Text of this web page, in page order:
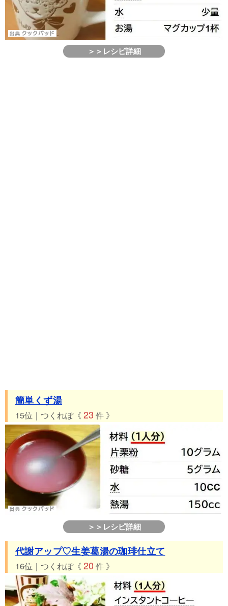
＞＞レシピ詳細
簡単くず湯
15位｜つくれぽ《 23 件 》
＞＞レシピ詳細
代謝アップ♡生姜葛湯の珈琲仕立て
16位｜つくれぽ《 20 件 》